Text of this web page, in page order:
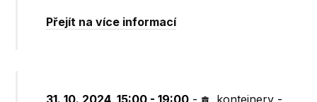
Přejít na více informací
31. 10. 2024, 15:00 - 19:00 - kontejnery -